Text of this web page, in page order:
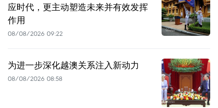
应时代，更主动塑造未来并有效发挥
作用
08/08/2026 09:22
为进一步深化越澳关系注入新动力
08/08/2026 08:58